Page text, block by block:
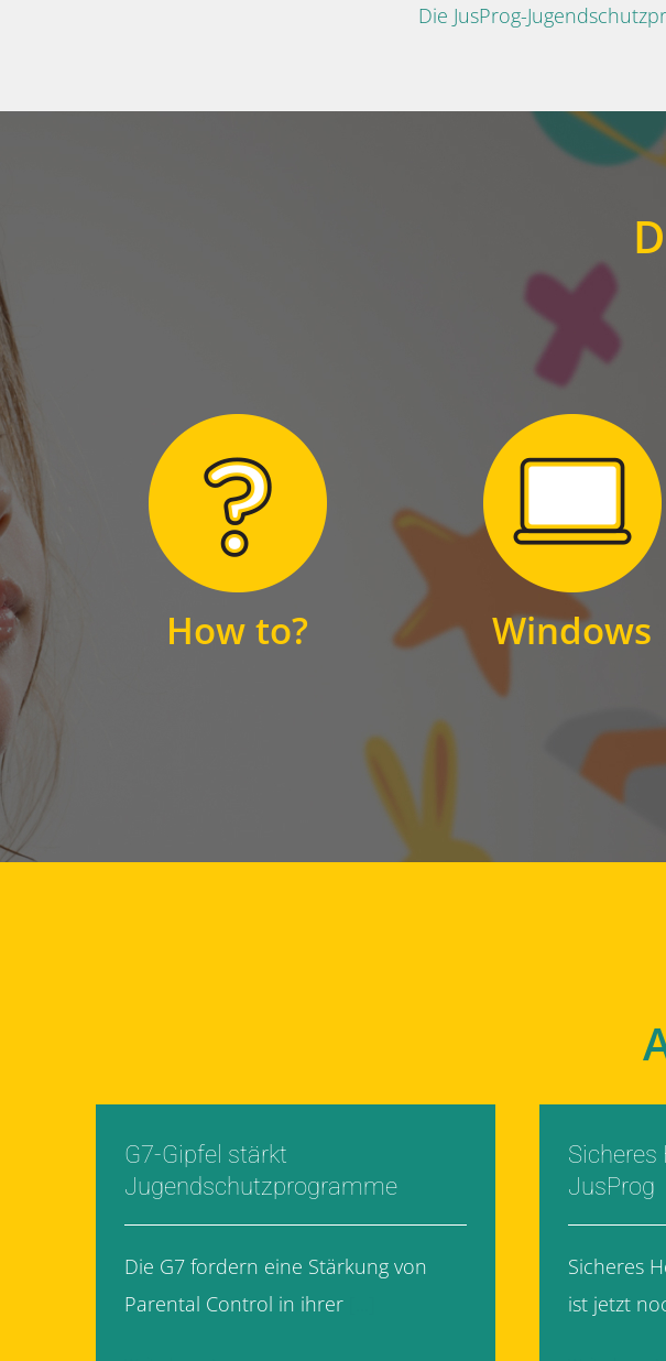
Die JusProg-
How to?
Hier finden Sie
Windows
Zum Download
für Windows
G7-Gipfel stärkt
Jugendschutzprogramme
Die G7 fordern eine Stärkung von
Parental Control in ihrer
JusProg
Sicheres
ist jetzt